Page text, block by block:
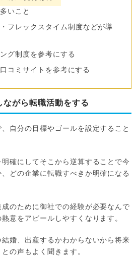
いこと
フレックスタイム制度などが導
グ制度を参考にする
コミサイトを参考にする
がら転職活動をする
自分の目標やゴールを設定すること
確にしてそこから逆算することで今
どの企業に転職すべきか明確になる
のために御社での経験が必要なんで
意をアピールしやすくなります。
婚、出産するかわからないから将来
の声もよく聞きます。